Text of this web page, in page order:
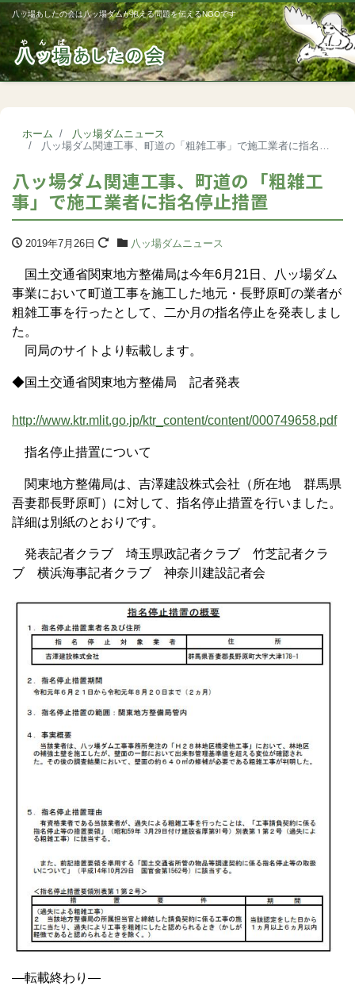
八ッ場あしたの会は八ッ場ダムが抱える問題を伝えるNGOです
ホーム
八ッ場ダムニュース
八ッ場ダム関連工事、町道の「粗雑工事」で施工業者に指名停止措置
八ッ場ダム関連工事、町道の「粗雑工
事」で施工業者に指名停止措置
2019年7月26日 八ッ場ダムニュース
国土交通省関東地方整備局は今年6月21日、八ッ場ダム
事業において町道工事を施工した地元・長野原町の業者が
粗雑工事を行ったとして、二か月の指名停止を発表しまし
た。
同局のサイトより転載します。
◆国土交通省関東地方整備局 記者発表
http://www.ktr.mlit.go.jp/ktr_content/content/000749658.pdf
指名停止措置について
関東地方整備局は、吉澤建設株式会社（所在地 群馬県
吾妻郡長野原町）に対して、指名停止措置を行いました。
詳細は別紙のとおりです。
発表記者クラブ 埼玉県政記者クラブ 竹芝記者クラ
ブ 横浜海事記者クラブ 神奈川建設記者会
—転載終わり—